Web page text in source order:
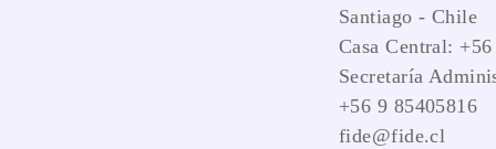
Santiago - Chile
Casa Central:
Secretaría
+56 9 85405816
fide@fide.cl